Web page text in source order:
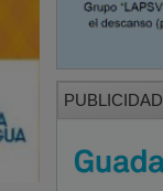
PUBLICIDAD